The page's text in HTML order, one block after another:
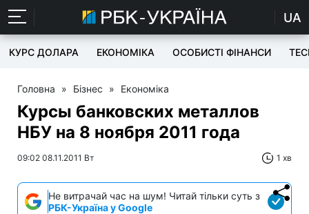
UA
КУРС ДОЛАРА ЕКОНОМІКА ОСОБИСТІ ФІНАНСИ
Головна » Бізнес » Економіка
Курсы банковских металлов
НБУ на 8 ноября 2011 года
09:02 08.11.2011 Вт 1 хв
Не витрачай час на шум! Читай тільки суть з
РБК-Україна у Google